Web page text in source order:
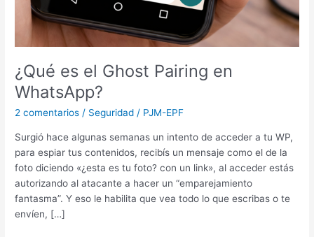
¿Qué es el Ghost Pairing en
WhatsApp?
2 comentarios / Seguridad / PJM-EPF
Surgió hace algunas semanas un intento de acceder a tu WP,
para espiar tus contenidos, recibís un mensaje como el de la
foto diciendo «¿esta es tu foto? con un link», al acceder estás
autorizando al atacante a hacer un “emparejamiento
fantasma”. Y eso le habilita que vea todo lo que escribas o te
envíen, […]